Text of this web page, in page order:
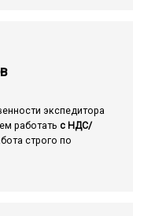
экспедитора
работать с НДС/
строго по